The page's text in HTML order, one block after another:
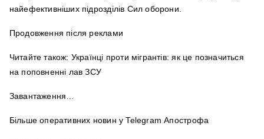
найефективніших підрозділів Сил оборони.
Продовження після реклами
Читайте також: Українці проти мігрантів: як це позначиться
на поповненні лав ЗСУ
Завантаження…
Більше оперативних новин у Telegram Апострофа